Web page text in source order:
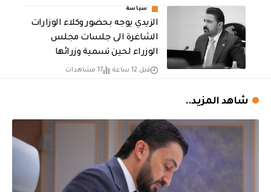
سياسة
الزيدي يوجه بحضور وكلاء الوزارات
الشاغرة الى جلسات مجلس
الوزراء لحين تسمية وزرائها
قبل 12 ساعة 17 مشاهدات
شاهد المزيد..